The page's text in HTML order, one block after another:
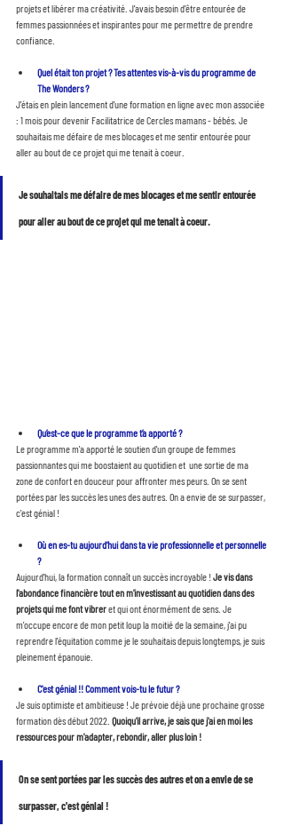
projets et libérer ma créativité. J'avais besoin d'être entourée de
femmes passionnées et inspirantes pour me permettre de prendre
confiance.
Quel était ton projet ? Tes attentes vis-à-vis du programme de
The Wonders ?
J'étais en plein lancement d'une formation en ligne avec mon associée
: 1 mois pour devenir Facilitatrice de Cercles mamans - bébés. Je
souhaitais me défaire de mes blocages et me sentir entourée pour
aller au bout de ce projet qui me tenait à coeur.
Je souhaitais me défaire de mes blocages et me sentir entourée
pour aller au bout de ce projet qui me tenait à coeur.
Qu’est-ce que le programme t’a apporté ?
Le programme m'a apporté le soutien d'un groupe de femmes
passionnantes qui me boostaient au quotidien et  une sortie de ma
zone de confort en douceur pour affronter mes peurs. On se sent
portées par les succès les unes des autres. On a envie de se surpasser,
c'est génial !
Où en es-tu aujourd’hui dans ta vie professionnelle et personnelle
?
Aujourd'hui, la formation connaît un succès incroyable ! Je vis dans
l'abondance financière tout en m'investissant au quotidien dans des
projets qui me font vibrer et qui ont énormément de sens. Je
m'occupe encore de mon petit loup la moitié de la semaine, j'ai pu
reprendre l'équitation comme je le souhaitais depuis longtemps, je suis
pleinement épanouie.
C'est génial !! Comment vois-tu le futur ?
Je suis optimiste et ambitieuse ! Je prévoie déjà une prochaine grosse
formation dès début 2022. Quoiqu'il arrive, je sais que j'ai en moi les
ressources pour m'adapter, rebondir, aller plus loin !
On se sent portées par les succès des autres et on a envie de se
surpasser, c'est génial !